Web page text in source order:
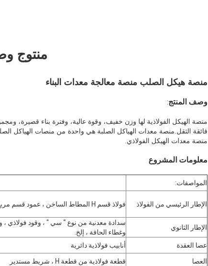
منتوج
منصة هيكل الصلب منصة معالجة معدات البناء
وصف المنتج:
منصة الهيكل الفولاذية لها وزن خفيف، وقوة عالية، وفترة بناء قصيرة،
فائقة الثقل.منصة معدات الهياكل الصلبة هي واحدة من منصات الهياكل
منصة معدات الهيكل الفولاذي.
معلومات المشروع
المواصفات:
الإطار الرئيسي من الفولاذ فولاذ قسم H المطاط الساخن ، عمود قسم مربع ، فولاذ قسم H المطاوئ
الإطار الثانوي
سدادة معدنية من نوع " سي " ، وقود فولاذي
وغطاء الحافة ، إلخ.
عصا العقدة
أنابيب فولاذية دائرية
العصا قطعة فولاذية من قطعة H ، شريط مستدير